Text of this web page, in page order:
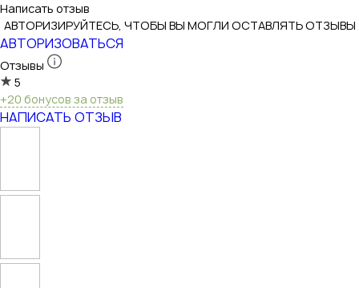
Написать отзыв
АВТОРИЗИРУЙТЕСЬ, ЧТОБЫ ВЫ МОГЛИ ОСТАВЛЯТЬ ОТЗЫВЫ
АВТОРИЗОВАТЬСЯ
Отзывы
5
+20 бонусов за отзыв
НАПИСАТЬ ОТЗЫВ